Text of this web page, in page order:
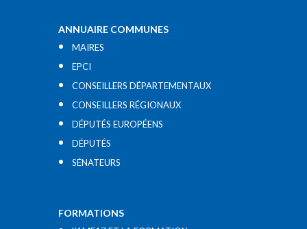
ANNUAIRE COMMUNES
MAIRES
EPCI
CONSEILLERS DÉPARTEMENTAUX
CONSEILLERS RÉGIONAUX
DÉPUTÉS EUROPÉENS
DÉPUTÉS
SÉNATEURS
FORMATIONS